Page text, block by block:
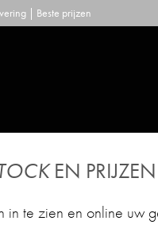
| Beste prijzen
EN
in te zien en online uw